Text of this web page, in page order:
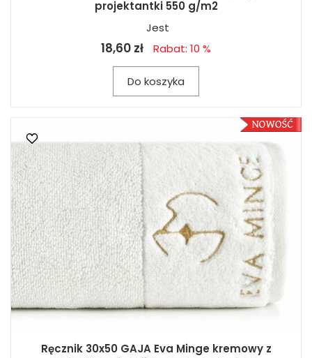
projektantki 550 g/m2
Jest
18,60 zł Rabat: 10 %
Do koszyka
Ręcznik 30x50 GAJA Eva Minge kremowy z